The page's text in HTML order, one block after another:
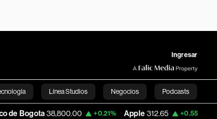
Ingresar
Línea Studios Negocios Podcasts
English
38,800.00 +0.21% Apple 312.65 +0.55% USD COP